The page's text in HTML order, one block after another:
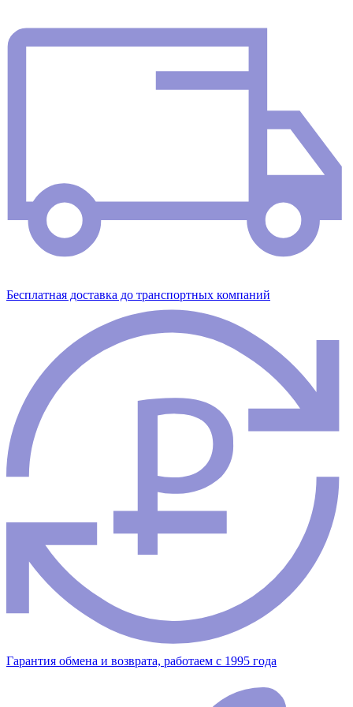
Бесплатная доставка до транспортных компаний
Гарантия обмена и возврата, работаем с 1995 года